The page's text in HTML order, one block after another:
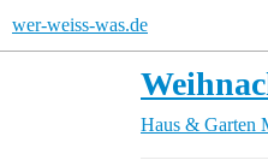
wer-weiss-was.de
Haus & Garten